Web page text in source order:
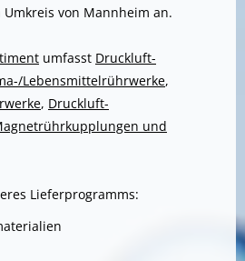
Umkreis von Mannheim an.
umfasst Druckluft-
Lebensmittelrührwerke,
, Druckluft-
und
Lieferprogramms: